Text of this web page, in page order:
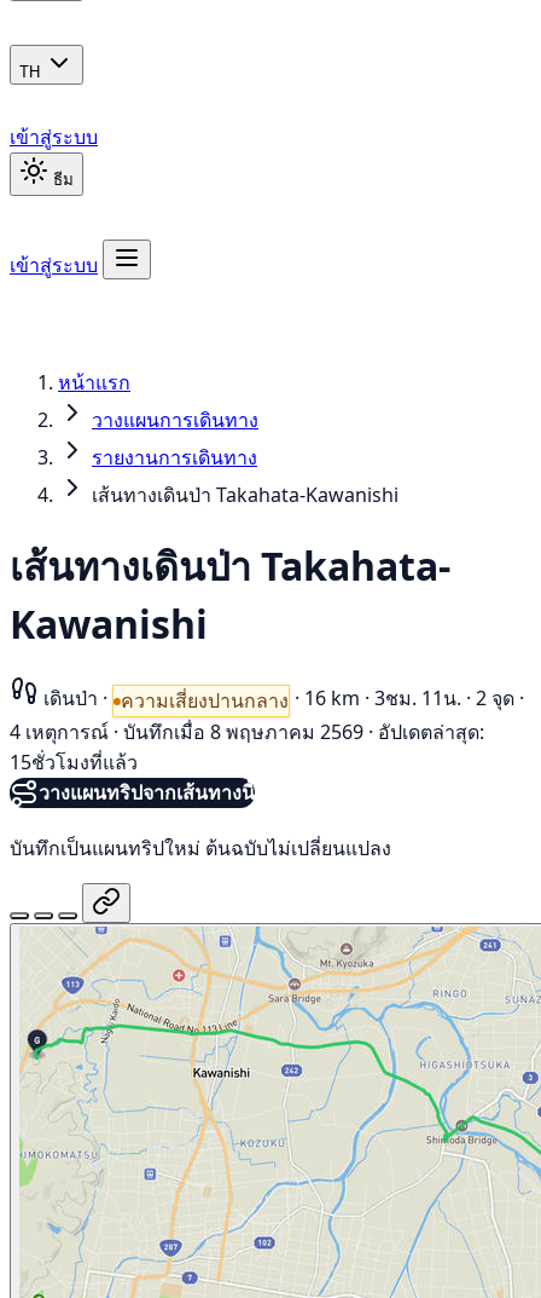
TH
เข้าสู่ระบบ
ธีม
เข้าสู่ระบบ
หน้าแรก
วางแผนการเดินทาง
รายงานการเดินทาง
เส้นทางเดินป่า Takahata-Kawanishi
เส้นทางเดินป่า Takahata-
Kawanishi
เดินป่า · ความเสี่ยงปานกลาง · 16 km · 3ชม. 11น. · 2 จุด ·
4 เหตุการณ์ · บันทึกเมื่อ 8 พฤษภาคม 2569 · อัปเดตล่าสุด:
15ชั่วโมงที่แล้ว
วางแผนทริปจากเส้นทางนี้
บันทึกเป็นแผนทริปใหม่ ต้นฉบับไม่เปลี่ยนแปลง